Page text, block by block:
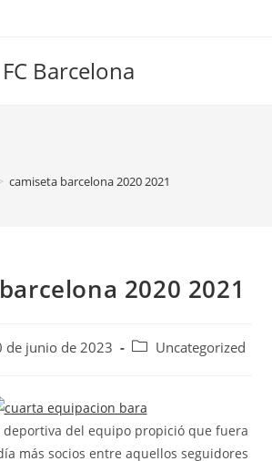
Barcelona
camiseta barcelona 2020 2021
2020 2021
de junio de 2023
Categoría
entrada:
Uncategorized
deportiva del equipo propició que fuera
más socios entre aquellos seguidores